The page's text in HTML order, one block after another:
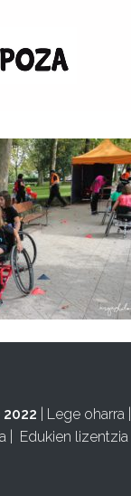
2022 Lege oharra
Edukien lizentzia